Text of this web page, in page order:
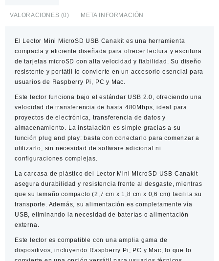
VALORACIONES (0) META INFORMACIÓN
El Lector Mini MicroSD USB Canakit es una herramienta
compacta y eficiente diseñada para ofrecer lectura y escritura
de tarjetas microSD con alta velocidad y fiabilidad. Su diseño
resistente y portátil lo convierte en un accesorio esencial para
usuarios de Raspberry Pi, PC y Mac.
Este lector funciona bajo el estándar USB 2.0, ofreciendo una
velocidad de transferencia de hasta 480Mbps, ideal para
proyectos de electrónica, transferencia de datos y
almacenamiento. La instalación es simple gracias a su
función plug and play: basta con conectarlo para comenzar a
utilizarlo, sin necesidad de software adicional ni
configuraciones complejas.
La carcasa de plástico del
Lector Mini MicroSD USB Canakit
asegura durabilidad y resistencia frente al desgaste, mientras
que su tamaño compacto (2,7 cm x 1,8 cm x 0,6 cm) facilita su
transporte. Además, su alimentación es completamente vía
USB, eliminando la necesidad de baterías o alimentación
externa.
Este lector es compatible con una amplia gama de
dispositivos, incluyendo Raspberry Pi, PC y Mac, lo que lo